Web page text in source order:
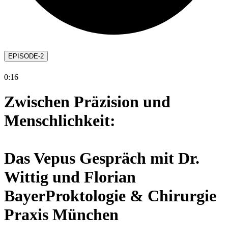
EPISODE-2
0:16
Zwischen Präzision und
Menschlichkeit:
Das Vepus Gespräch mit Dr.
Wittig und Florian
BayerProktologie & Chirurgie
Praxis München